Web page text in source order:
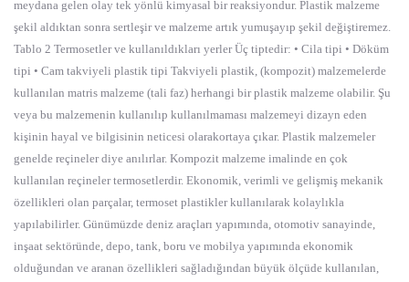
meydana gelen olay tek yönlü kimyasal bir reaksiyondur. Plastik malzeme
şekil aldıktan sonra sertleşir ve malzeme artık yumuşayıp şekil değiştiremez.
Tablo 2 Termosetler ve kullanıldıkları yerler Üç tiptedir: • Cila tipi • Döküm
tipi • Cam takviyeli plastik tipi Takviyeli plastik, (kompozit) malzemelerde
kullanılan matris malzeme (tali faz) herhangi bir plastik malzeme olabilir. Şu
veya bu malzemenin kullanılıp kullanılmaması malzemeyi dizayn eden
kişinin hayal ve bilgisinin neticesi olarakortaya çıkar. Plastik malzemeler
genelde reçineler diye anılırlar. Kompozit malzeme imalinde en çok
kullanılan reçineler termosetlerdir. Ekonomik, verimli ve gelişmiş mekanik
özellikleri olan parçalar, termoset plastikler kullanılarak kolaylıkla
yapılabilirler. Günümüzde deniz araçları yapımında, otomotiv sanayinde,
inşaat sektöründe, depo, tank, boru ve mobilya yapımında ekonomik
olduğundan ve aranan özellikleri sağladığından büyük ölçüde kullanılan,